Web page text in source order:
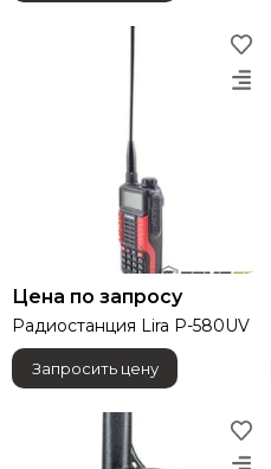
Цена по запросу
Радиостанция Lira P-580UV
Запросить цену